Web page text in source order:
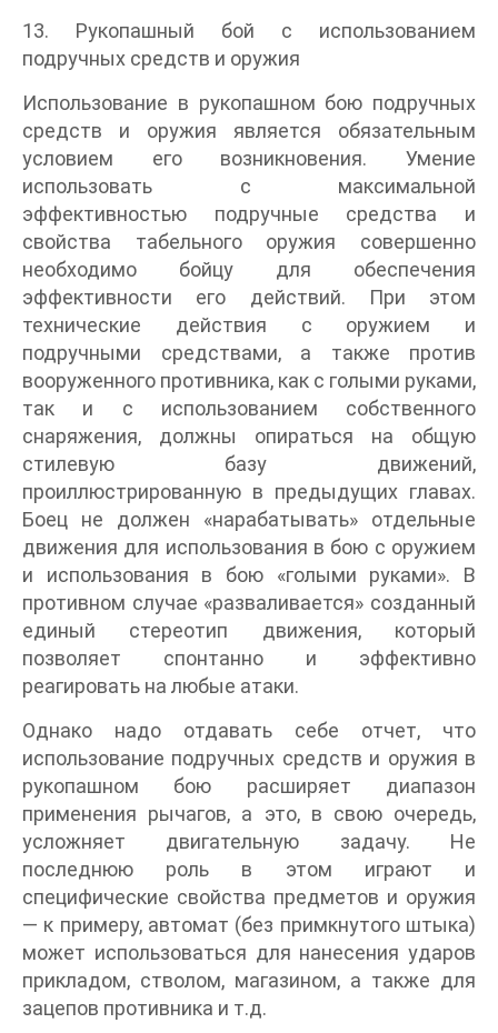
13. Рукопашный бой с использованием
подручных средств и оружия
Использование в рукопашном бою подручных
средств и оружия является обязательным
условием его возникновения. Умение
использовать с максимальной
эффективностью подручные средства и
свойства табельного оружия совершенно
необходимо бойцу для обеспечения
эффективности его действий. При этом
технические действия с оружием и
подручными средствами, а также против
вооруженного противника, как с голыми руками,
так и с использованием собственного
снаряжения, должны опираться на общую
стилевую базу движений,
проиллюстрированную в предыдущих главах.
Боец не должен «нарабатывать» отдельные
движения для использования в бою с оружием
и использования в бою «голыми руками». В
противном случае «разваливается» созданный
единый стереотип движения, который
позволяет спонтанно и эффективно
реагировать на любые атаки.
Однако надо отдавать себе отчет, что
использование подручных средств и оружия в
рукопашном бою расширяет диапазон
применения рычагов, а это, в свою очередь,
усложняет двигательную задачу. Не
последнюю роль в этом играют и
специфические свойства предметов и оружия
— к примеру, автомат (без примкнутого штыка)
может использоваться для нанесения ударов
прикладом, стволом, магазином, а также для
зацепов противника и т.д.